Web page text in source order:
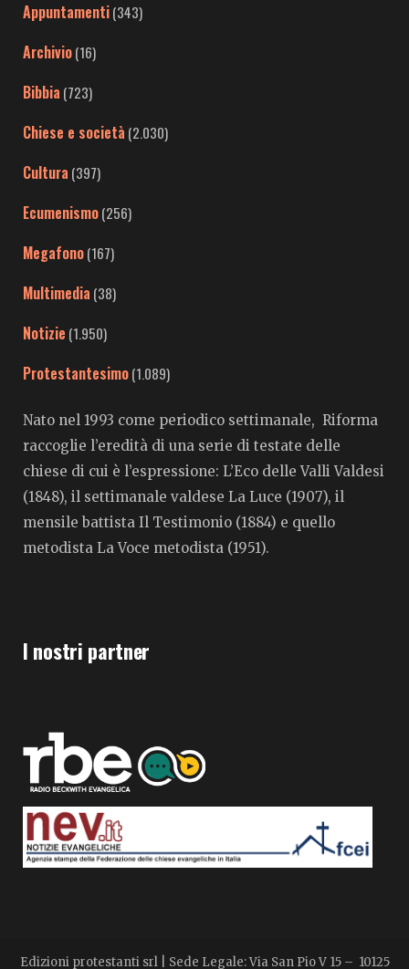
Appuntamenti(343)
Archivio(16)
Bibbia (723)
Chiese e società (2.030)
Cultura (397)
Ecumenismo(256)
Megafono(167)
Multimedia (38)
Notizie (1.950)
Protestantesimo(1.089)
Nato nel 1993 come periodico settimanale, Riforma
raccoglie l’eredità di una serie di testate delle
chiese di cui è l’espressione: L’Eco delle Valli Valdesi
(1848), il settimanale valdese La Luce (1907), il
mensile battista Il Testimonio (1884) e quello
metodista La Voce metodista (1951).
I nostri partner
Edizioni protestanti srl | Sede Legale: Via San Pio V 15 – 10125